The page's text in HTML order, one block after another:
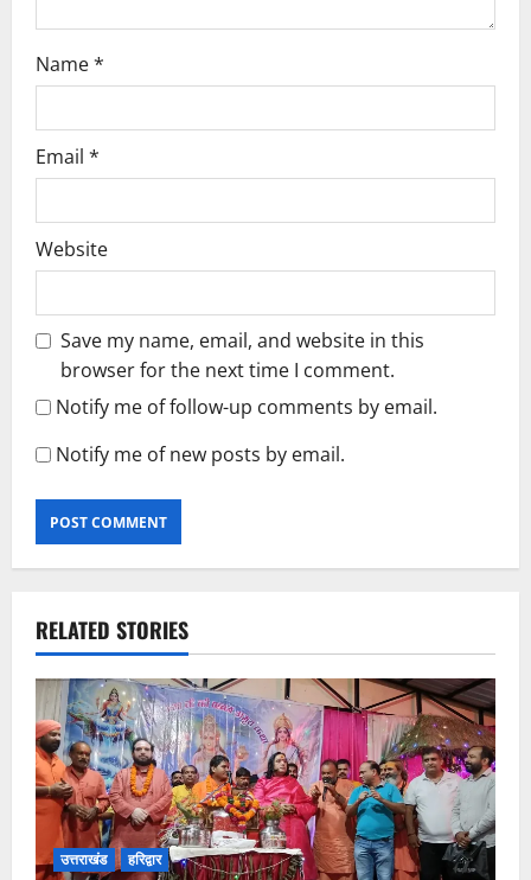
Name*
Email *
Website
Save my name, email, and website in this
browser for the next time I comment.
Notify me of follow-up comments by email.
Notify me of new posts by email.
RELATED STORIES
उत्तराखंड हरिद्वार